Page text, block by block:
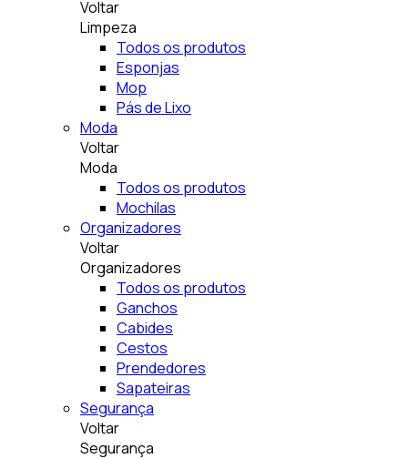
Voltar
Limpeza
Todos os produtos
Esponjas
Mop
Pás de Lixo
Moda
Voltar
Moda
Todos os produtos
Mochilas
Organizadores
Voltar
Organizadores
Todos os produtos
Ganchos
Cabides
Cestos
Prendedores
Sapateiras
Segurança
Voltar
Segurança